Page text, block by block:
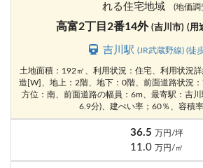
れる住宅地域
(地価調
高富2丁目2番14外 (吉川市) (用
吉川駅 (JR武蔵野線) (徒
土地面積：192㎡、利用状況：住宅、利用状況
造[W]、地上：2階、地下：0階、前面道路状況
方位：南、前面道路の幅員：6m、最寄駅：吉
6.9分)、建ぺい率；60％、容積
36.5 万円/坪
11.0 万円/㎡